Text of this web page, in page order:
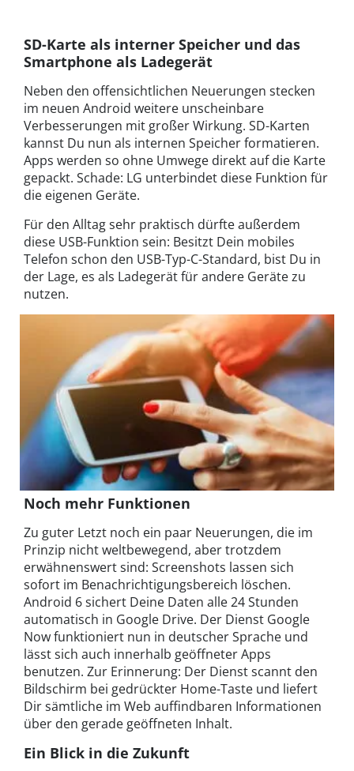
SD-Karte als interner Speicher und das
Smartphone als Ladegerät
Neben den offensichtlichen Neuerungen stecken
im neuen Android weitere unscheinbare
Verbesserungen mit großer Wirkung. SD-Karten
kannst Du nun als internen Speicher formatieren.
Apps werden so ohne Umwege direkt auf die Karte
gepackt. Schade: LG unterbindet diese Funktion für
die eigenen Geräte.
Für den Alltag sehr praktisch dürfte außerdem
diese USB-Funktion sein: Besitzt Dein mobiles
Telefon schon den USB-Typ-C-Standard, bist Du in
der Lage, es als Ladegerät für andere Geräte zu
nutzen.
Noch mehr Funktionen
Zu guter Letzt noch ein paar Neuerungen, die im
Prinzip nicht weltbewegend, aber trotzdem
erwähnenswert sind: Screenshots lassen sich
sofort im Benachrichtigungsbereich löschen.
Android 6 sichert Deine Daten alle 24 Stunden
automatisch in Google Drive. Der Dienst Google
Now funktioniert nun in deutscher Sprache und
lässt sich auch innerhalb geöffneter Apps
benutzen. Zur Erinnerung: Der Dienst scannt den
Bildschirm bei gedrückter Home-Taste und liefert
Dir sämtliche im Web auffindbaren Informationen
über den gerade geöffneten Inhalt.
Ein Blick in die Zukunft